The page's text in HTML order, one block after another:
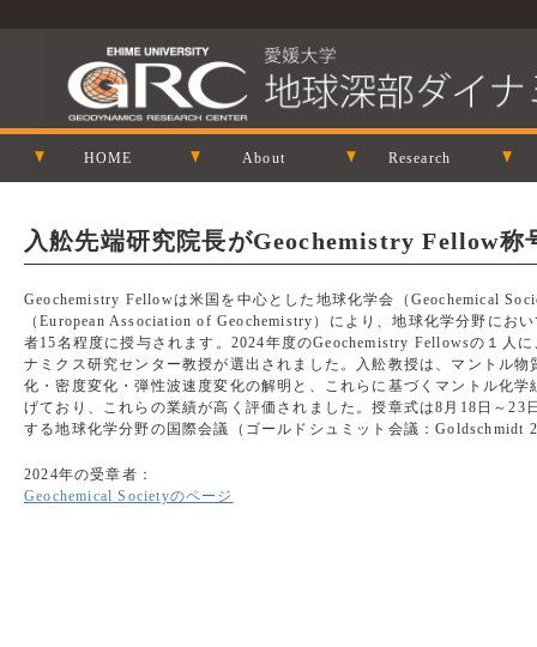
HOME About Research
入舩先端研究院長がGeochemistry Fellow称
Geochemistry Fellowは米国を中心とした地球化学会（Geochemical
（European Association of Geochemistry）により、地球化学分野にお
者15名程度に授与されます。2024年度のGeochemistry Fellowsの１人
ナミクス研究センター教授が選出されました。入舩教授は、マントル
化・密度変化・弾性波速度変化の解明と、これらに基づくマントル化
げており、これらの業績が高く評価されました。授章式は8月18日～23
する地球化学分野の国際会議（ゴールドシュミット会議：Goldschmidt
2024年の受章者：
Geochemical Societyのページ